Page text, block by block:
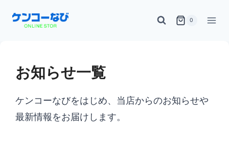
0
お知らせ一覧
ケンコーなびをはじめ、当店からのお知らせや
最新情報をお届けします。